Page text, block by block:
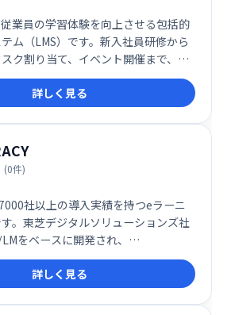
業員の学習体験を向上させる包括的
ム（LMS）です。新入社員研修から
ク割り当て、イベント開催まで、組
を網羅します。ゲーミフィケーション
機能でエンゲージメントを高め、ダ
よるデータ分析で効果的な意思決定を
的なUI、モバイル対応、カスタムブ
対応。よりスマートで効率的な職場
詳しく見る
(0件)
社以上の導入実績を持つeラーニ
。東芝デジタルソリューションズ社
をベースに開発され、
Management System)として、企業
ズに対応します。効率的な学習環境
員のスキルアップを支援します。
詳しく見る